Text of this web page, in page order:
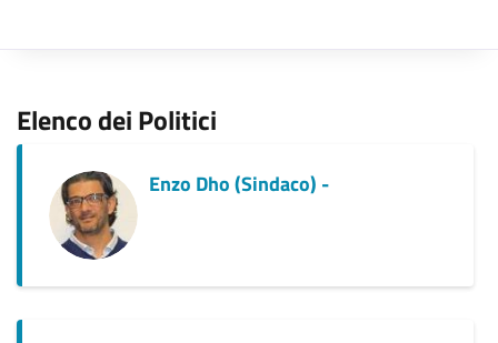
Elenco dei Politici
Enzo Dho (Sindaco) -